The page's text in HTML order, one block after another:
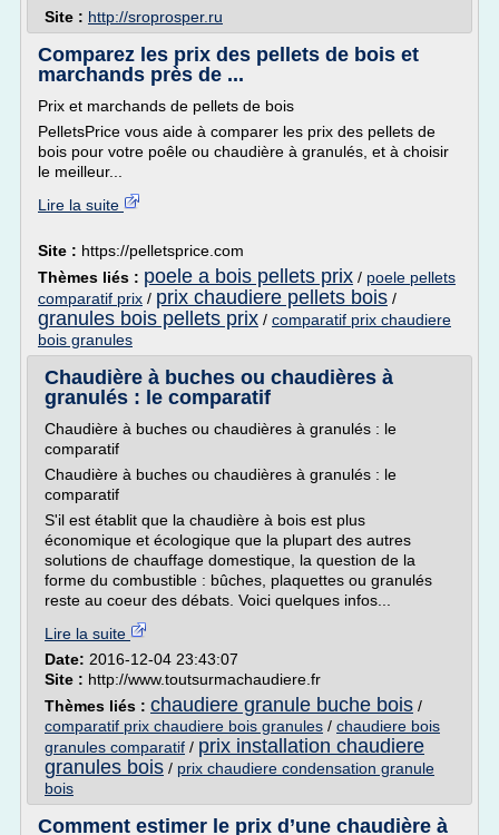
Site : http://sroprosper.ru
Comparez les prix des pellets de bois et
marchands près de ...
Prix et marchands de pellets de bois
PelletsPrice vous aide à comparer les prix des pellets de
bois pour votre poêle ou chaudière à granulés, et à choisir
le meilleur...
Lire la suite
Site : https://pelletsprice.com
Thèmes liés : poele a bois pellets prix / poele pellets
comparatif prix / prix chaudiere pellets bois /
granules bois pellets prix / comparatif prix chaudiere
bois granules
Chaudière à buches ou chaudières à
granulés : le comparatif
Chaudière à buches ou chaudières à granulés : le
comparatif
Chaudière à buches ou chaudières à granulés : le
comparatif
S'il est établit que la chaudière à bois est plus
économique et écologique que la plupart des autres
solutions de chauffage domestique, la question de la
forme du combustible : bûches, plaquettes ou granulés
reste au coeur des débats. Voici quelques infos...
Lire la suite
Date: 2016-12-04 23:43:07
Site : http://www.toutsurmachaudiere.fr
Thèmes liés : chaudiere granule buche bois /
comparatif prix chaudiere bois granules / chaudiere bois
granules comparatif / prix installation chaudiere
granules bois / prix chaudiere condensation granule
bois
Comment estimer le prix d’une chaudière à